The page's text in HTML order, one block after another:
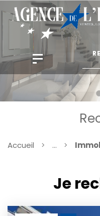
Accueil ...
Je